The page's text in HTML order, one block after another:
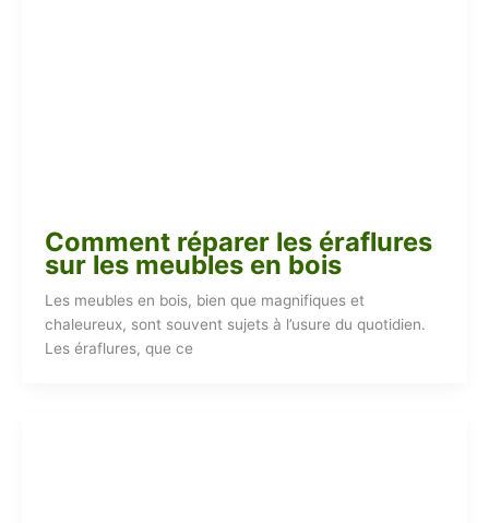
Comment réparer les éraflures
sur les meubles en bois
Les meubles en bois, bien que magnifiques et
chaleureux, sont souvent sujets à l’usure du quotidien.
Les éraflures, que ce